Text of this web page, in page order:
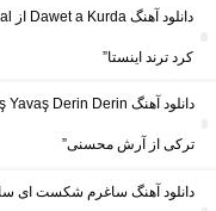
کرد ترند اینستا”
ترکی از آرش محسنی”
دانلود آهنگ ساغرم شکست ای